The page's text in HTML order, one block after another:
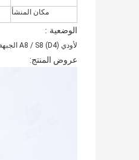
مكان المنشأ
الوضعية :
لأودي A8 / S8 (D4) الجبهة امتصاص الصدمات تعليق الهواء.
عروض المنتج: